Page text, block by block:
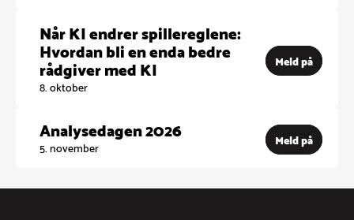
Når KI endrer spillereglene:
Hvordan bli en enda bedre
rådgiver med KI
8. oktober
Meld på
Analysedagen 2026
5. november Meld på